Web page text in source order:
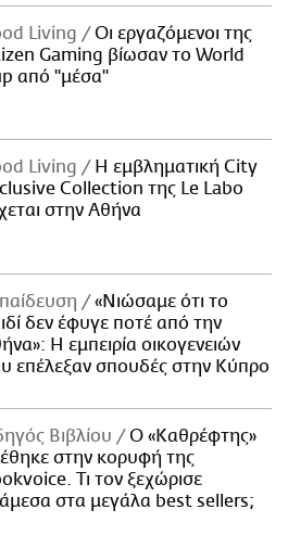
Living
Οι εργαζόμενοι της
Gaming βίωσαν το World
από "μέσα"
Living
Η εμβληματική City
Collection της Le Labo
στην Αθήνα
«Νιώσαμε ότι το
δεν έφυγε ποτέ από την
Η εμπειρία οικογενειών
επέλεξαν σπουδές στην Κύπρο
Βιβλίου
Ο «Καθρέφτης»
στην κορυφή της
Τι τον ξεχώρισε
στα μεγάλα best sellers;